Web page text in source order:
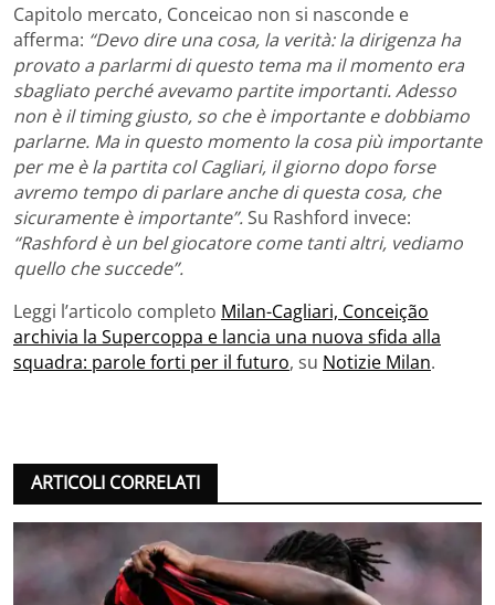
Capitolo mercato, Conceicao non si nasconde e
afferma: “Devo dire una cosa, la verità: la dirigenza ha
provato a parlarmi di questo tema ma il momento era
sbagliato perché avevamo partite importanti. Adesso
non è il timing giusto, so che è importante e dobbiamo
parlarne. Ma in questo momento la cosa più importante
per me è la partita col Cagliari, il giorno dopo forse
avremo tempo di parlare anche di questa cosa, che
sicuramente è importante”.Su Rashford invece:
“Rashford è un bel giocatore come tanti altri, vediamo
quello che succede”.
Leggi l’articolo completo Milan-Cagliari, Conceição
archivia la Supercoppa e lancia una nuova sfida alla
squadra: parole forti per il futuro, su Notizie Milan.
ARTICOLI CORRELATI